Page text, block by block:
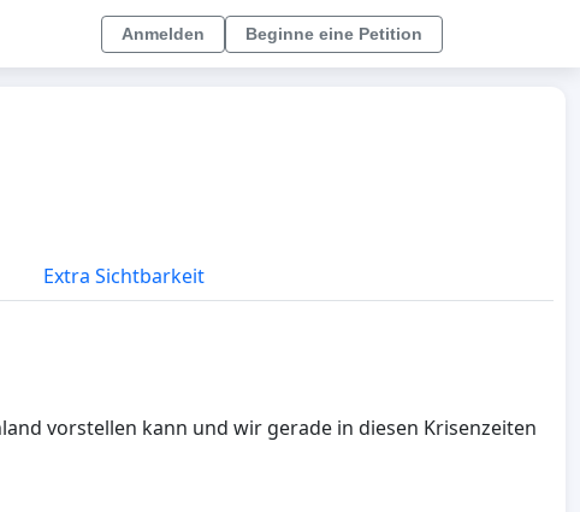
Anmelden Beginne eine Petition
Extra Sichtbarkeit
vorstellen kann und wir gerade in diesen Krisenzeiten